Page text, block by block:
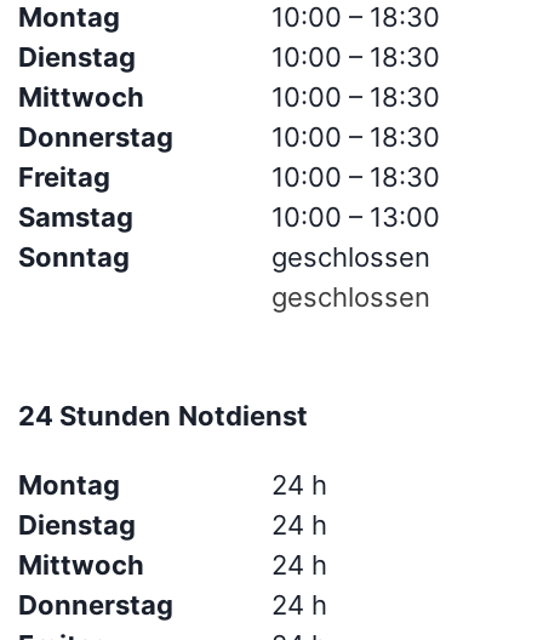
Montag
Dienstag
Mittwoch
Donnerstag
Freitag
Samstag
Sonntag
10:00 – 18:30
10:00 – 18:30
10:00 – 18:30
10:00 – 18:30
10:00 – 18:30
10:00 – 13:00
geschlossen
geschlossen
24 Stunden Notdienst
Montag
Dienstag
Mittwoch
Donnerstag
24 h
24 h
24 h
24 h